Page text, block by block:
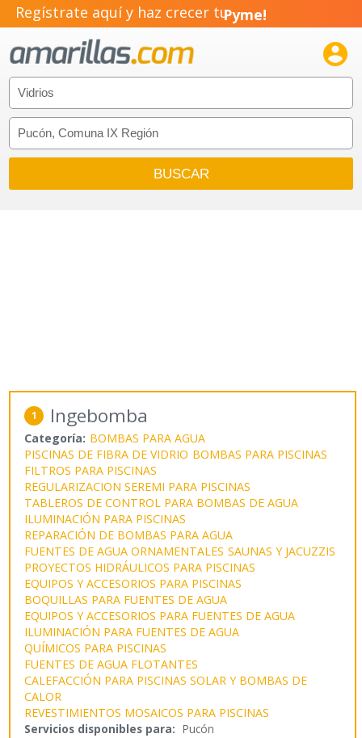
Regístrate aquí y haz crecer tuNegocio!
Emprendimiento!

1 Ingebomba
Categoría: BOMBAS PARA AGUA
PISCINAS DE FIBRA DE VIDRIO BOMBAS PARA PISCINAS
FILTROS PARA PISCINAS
REGULARIZACION SEREMI PARA PISCINAS
TABLEROS DE CONTROL PARA BOMBAS DE AGUA
ILUMINACIÓN PARA PISCINAS
REPARACIÓN DE BOMBAS PARA AGUA
FUENTES DE AGUA ORNAMENTALES SAUNAS Y JACUZZIS
PROYECTOS HIDRÁULICOS PARA PISCINAS
EQUIPOS Y ACCESORIOS PARA PISCINAS
BOQUILLAS PARA FUENTES DE AGUA
EQUIPOS Y ACCESORIOS PARA FUENTES DE AGUA
ILUMINACIÓN PARA FUENTES DE AGUA
QUÍMICOS PARA PISCINAS
FUENTES DE AGUA FLOTANTES
CALEFACCIÓN PARA PISCINAS SOLAR Y BOMBAS DE
CALOR
REVESTIMIENTOS MOSAICOS PARA PISCINAS
Servicios disponibles para: Pucón